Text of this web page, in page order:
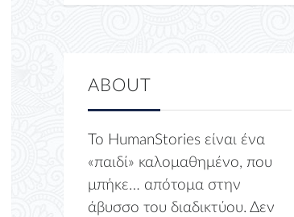
ABOUT
Το HumanStories είναι ένα
«παιδί» καλομαθημένο, που
μπήκε… απότομα στην
άβυσσο του διαδικτύου. Δεν